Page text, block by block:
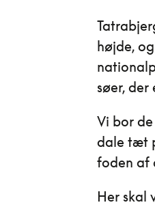
højde,
søer, der
Vi bor
dale tæt
foden af
Her skal